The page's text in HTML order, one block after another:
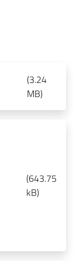
(3.24
MB)
(643.75
kB)